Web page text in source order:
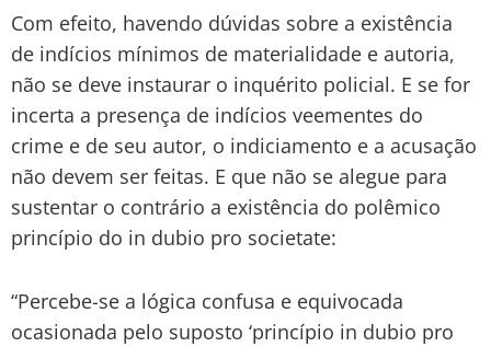
Com efeito, havendo dúvidas sobre a existência
de indícios mínimos de materialidade e autoria,
não se deve instaurar o inquérito policial. E se for
incerta a presença de indícios veementes do
crime e de seu autor, o indiciamento e a acusação
não devem ser feitas. E que não se alegue para
sustentar o contrário a existência do polêmico
princípio do in dubio pro societate:
“Percebe-se a lógica confusa e equivocada
ocasionada pelo suposto ‘princípio in dubio pro